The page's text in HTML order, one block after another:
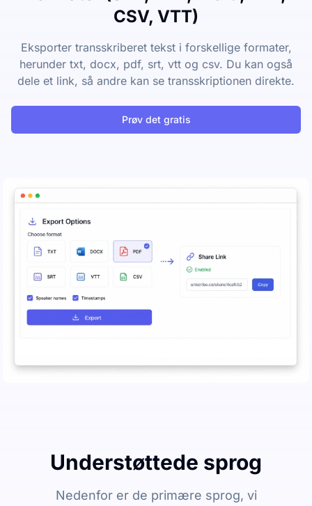
CSV, VTT)
Eksporter transskriberet tekst i forskellige formater,
herunder txt, docx, pdf, srt, vtt og csv. Du kan også
dele et link, så andre kan se transskriptionen direkte.
Prøv det gratis
Understøttede sprog
Nedenfor er de primære sprog, vi